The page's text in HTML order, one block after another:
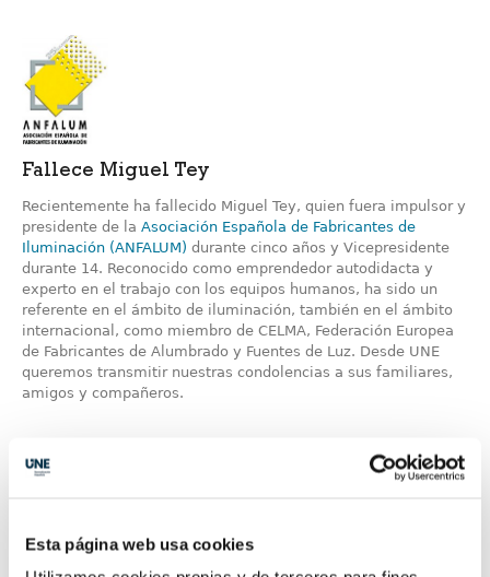
Esta página web usa cookies
Fallece Miguel Tey
Recientemente ha fallecido Miguel Tey, quien fuera impulsor y
presidente de la Asociación Española de Fabricantes de
Iluminación (ANFALUM) durante cinco años y Vicepresidente
durante 14. Reconocido como emprendedor autodidacta y
experto en el trabajo con los equipos humanos, ha sido un
referente en el ámbito de iluminación, también en el ámbito
internacional, como miembro de CELMA, Federación Europea
de Fabricantes de Alumbrado y Fuentes de Luz. Desde UNE
queremos transmitir nuestras condolencias a sus familiares,
amigos y compañeros.